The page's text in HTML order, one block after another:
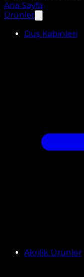
Ana Sayfa
Ürünler
Duş Kabinleri
Akrilik Ürünler